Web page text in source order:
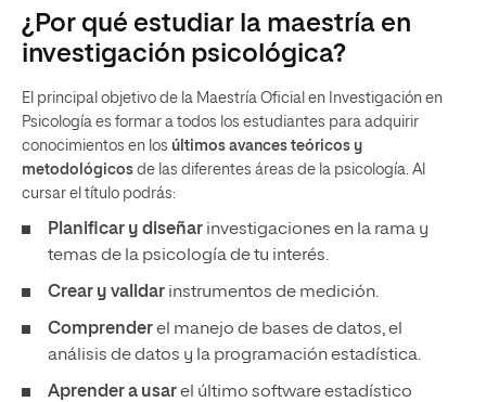
¿Por qué estudiar la maestría en
investigación psicológica?
El principal objetivo de la Maestría Oficial en Investigación en
Psicología es formar a todos los estudiantes para adquirir
conocimientos en los últimos avances teóricos y
metodológicos de las diferentes áreas de la psicología. Al
cursar el título podrás:
Planificar y diseñar investigaciones en la rama y
temas de la psicología de tu interés.
Crear y validar instrumentos de medición.
Comprenderel manejo de bases de datos, el
análisis de datos y la programación estadística.
Aprender a usarel último software estadístico